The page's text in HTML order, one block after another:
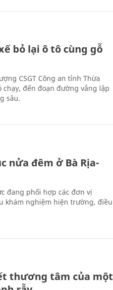
bỏ lại ô tô cùng gỗ
CSGT Công an tỉnh Thừa
đến đoạn đường vắng lập
sâu.
nửa đêm ở Bà Rịa-
đang phối hợp các đơn vị
khám nghiệm hiện trường, điều
thương tâm của một